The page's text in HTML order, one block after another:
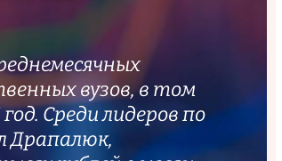
вузов, в том
Среди лидеров по
Драпалюк,